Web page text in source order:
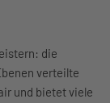
die
verteilte
und bietet viele